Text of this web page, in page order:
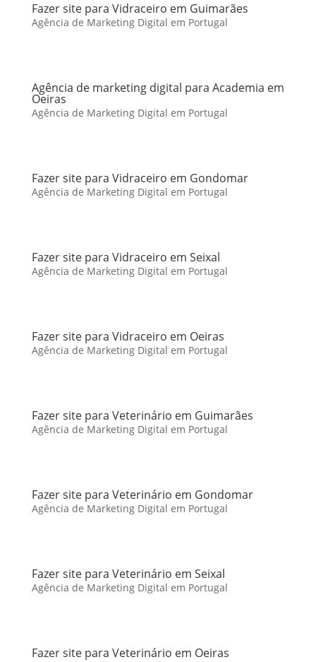
Fazer site para Vidraceiro em Guimarães
Agência de Marketing Digital em Portugal
Agência de marketing digital para Academia em
Oeiras
Agência de Marketing Digital em Portugal
Fazer site para Vidraceiro em Gondomar
Agência de Marketing Digital em Portugal
Fazer site para Vidraceiro em Seixal
Agência de Marketing Digital em Portugal
Fazer site para Vidraceiro em Oeiras
Agência de Marketing Digital em Portugal
Fazer site para Veterinário em Guimarães
Agência de Marketing Digital em Portugal
Fazer site para Veterinário em Gondomar
Agência de Marketing Digital em Portugal
Fazer site para Veterinário em Seixal
Agência de Marketing Digital em Portugal
Fazer site para Veterinário em Oeiras